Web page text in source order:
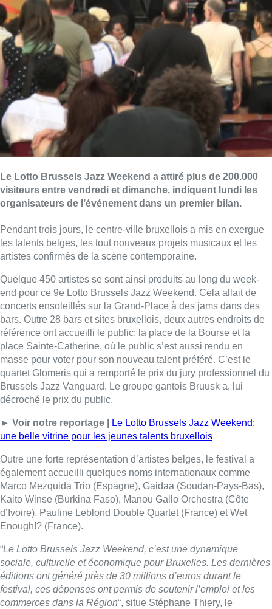
Le Lotto Brussels Jazz Weekend a attiré plus de 200.000
visiteurs entre vendredi et dimanche, indiquent lundi les
organisateurs de l’événement dans un premier bilan.
Pendant trois jours, le centre-ville bruxellois a mis en exergue
les talents belges, les tout nouveaux projets musicaux et les
artistes confirmés de la scène contemporaine.
Quelque 450 artistes se sont ainsi produits au long du week-
end pour ce 9e Lotto Brussels Jazz Weekend. Cela allait de
concerts ensoleillés sur la Grand-Place à des jams dans des
bars. Outre 28 bars et sites bruxellois, deux autres endroits de
référence ont accueilli le public: la place de la Bourse et la
place Sainte-Catherine, où le public s’est aussi rendu en
masse pour voter pour son nouveau talent préféré. C’est le
quartet Glomeris qui a remporté le prix du jury professionnel du
Brussels Jazz Vanguard. Le groupe gantois Bruusk a, lui
décroché le prix du public.
► Voir notre reportage |
Le Lotto Brussels Jazz Weekend:
une belle vitrine pour les jeunes talents bruxellois
Outre une forte représentation d’artistes belges, le festival a
également accueilli quelques noms internationaux comme
Marco Mezquida Trio (Espagne), Gaidaa (Soudan-Pays-Bas),
Kaito Winse (Burkina Faso), Manou Gallo Orchestra (Côte
d’Ivoire), Pauline Leblond Double Quartet (France) et Wet
Enough!? (France).
“Le Lotto Brussels Jazz Weekend, c’est une dynamique
sociale, culturelle et économique pour Bruxelles. Les dernières
éditions ont généré près de 30 millions d’euros durant le
festival, ces dépenses ont permis de soutenir l’emploi et les
commerces dans la Région“, situe Stéphane Thiery, le